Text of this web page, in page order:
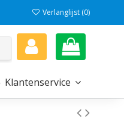
Verlanglijst (0)
Klantenservice